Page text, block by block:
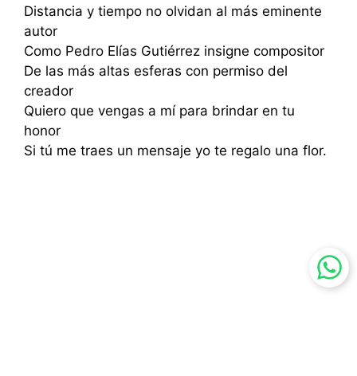
Distancia y tiempo no olvidan al más eminente
autor
Como Pedro Elías Gutiérrez insigne compositor
De las más altas esferas con permiso del
creador
Quiero que vengas a mí para brindar en tu
honor
Si tú me traes un mensaje yo te regalo una flor.